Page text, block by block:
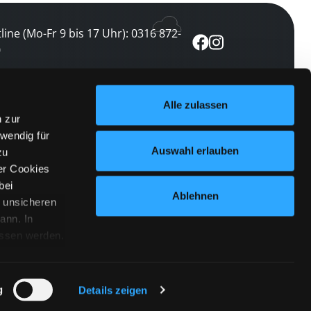
zur
für
Cookies
unsicheren
In
werden.
links
Details zeigen
Alle zulassen
Auswahl erlauben
Ablehnen
(Mo-Fr 9 bis 17 Uhr): 0316 872-
abonnieren
keine Veranstaltung verpassen
abonnieren